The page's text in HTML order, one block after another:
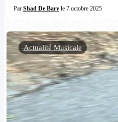
Par Shad De Baryle 7 octobre 2025
Actualité Musicale